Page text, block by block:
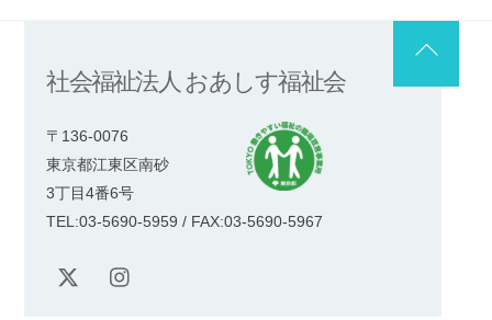
社会福祉法人 おあしす福祉会
〒136-0076
東京都江東区南砂
3丁目4番6号
TEL:03-5690-5959 / FAX:03-5690-5967